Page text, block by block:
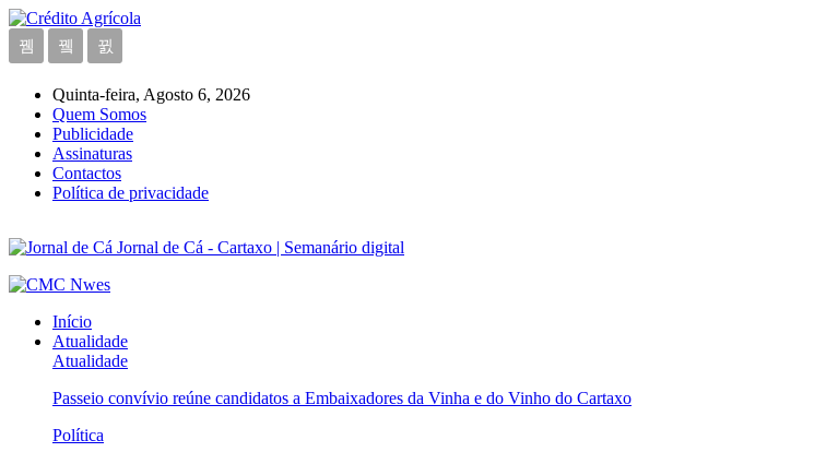
Quinta-feira, Agosto 6, 2026
Quem Somos
Publicidade
Assinaturas
Contactos
Política de privacidade
Jornal de Cá - Cartaxo | Semanário digital
Início
Atualidade
Atualidade
Passeio convívio reúne candidatos a Embaixadores da Vinha e do Vinho do Cartaxo
Política